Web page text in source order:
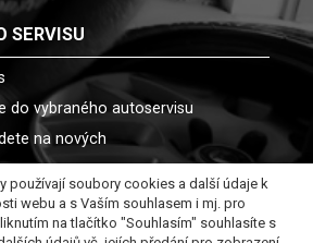
SERVISU
do vybraného autoservisu
na nových
než 30 autoservisy
používají soubory cookies a další údaje k
webu a s Vaším souhlasem i mj. pro
na tlačítko "Souhlasím" souhlasíte s